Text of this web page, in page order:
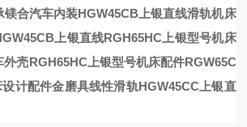
镁合汽车内装HGW45CB上银直线滑轨机床
上银直线RGH65HC上银型号机床
外壳RGH65HC上银型号机床配件RGW65C
计配件金磨具线性滑轨HGW45CC上银直